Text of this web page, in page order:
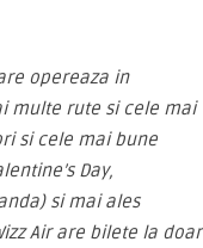
opereaza in
multe rute si cele mai
si cele mai bune
Day,
si mai ales
Air are bilete la doar